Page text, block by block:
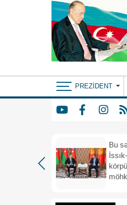
PREZIDENT
Bu